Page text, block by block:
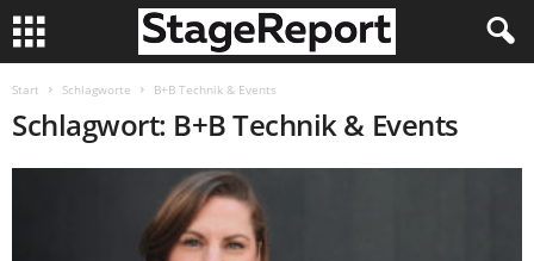
Start Schlagworte B+B Technik & Events
Schlagwort: B+B Technik & Events